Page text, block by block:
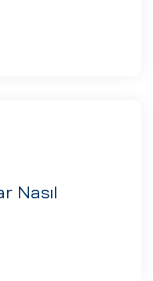
Nasıl